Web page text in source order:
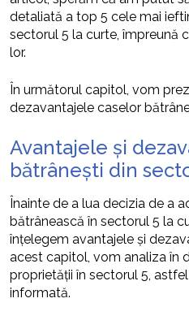
detaliată a top 5 cele mai
sectorul 5 la curte, împreună
lor.
În următorul capitol, vom
dezavantajele caselor
Avantajele și
bătrânești din
Înainte de a lua decizia de a
bătrânească în sectorul 5 la
înțelegem avantajele și
acest capitol, vom analiza în
proprietății în sectorul 5,
informată.